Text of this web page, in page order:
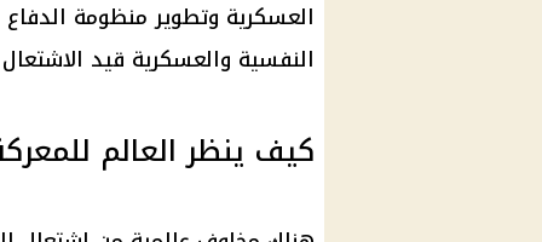
العسكرية وتطوير منظومة
النفسية والعسكرية قيد
كيف ينظر العالم